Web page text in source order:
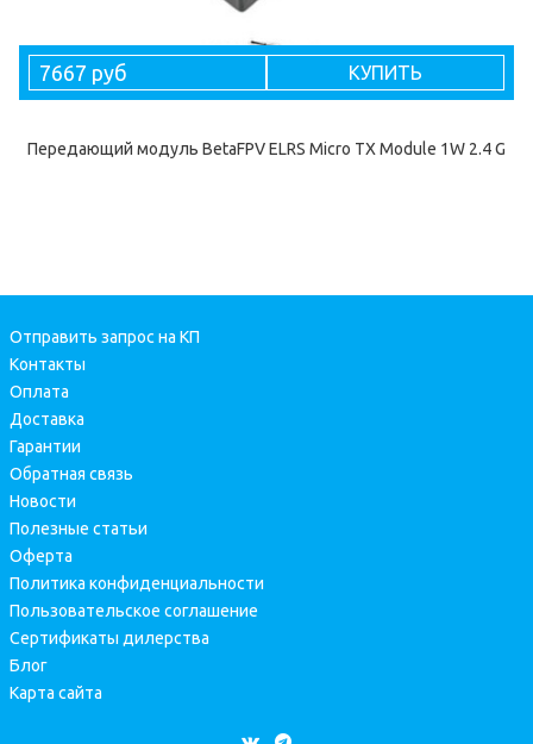
7667 руб КУПИТЬ
Передающий модуль BetaFPV ELRS Micro TX Module 1W 2.4 G
Отправить запрос на КП
Контакты
Оплата
Доставка
Гарантии
Обратная связь
Новости
Полезные статьи
Оферта
Политика конфиденциальности
Пользовательское соглашение
Сертификаты дилерства
Блог
Карта сайта